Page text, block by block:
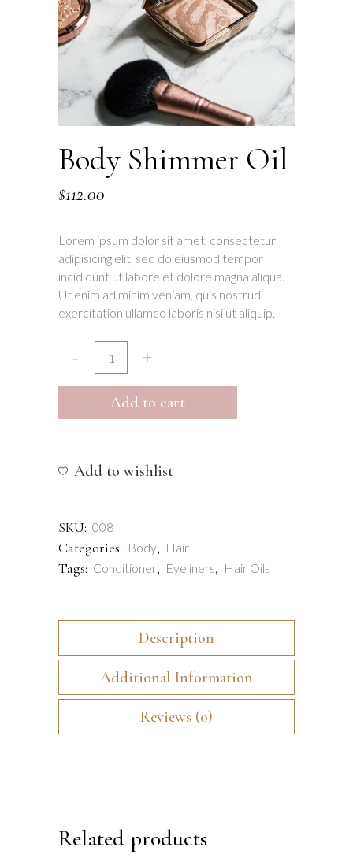
Body Shimmer Oil
$112.00
Lorem ipsum dolor sit amet, consectetur
adipisicing elit, sed do eiusmod tempor
incididunt ut labore et dolore magna aliqua.
Ut enim ad minim veniam, quis nostrud
exercitation ullamco laboris nisi ut aliquip.
Add to cart
Add to wishlist
SKU: 008
Categories: Body, Hair
Tags: Conditioner, Eyeliners, Hair Oils
Description
Additional Information
Reviews (0)
Related products